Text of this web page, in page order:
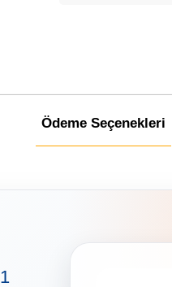
Ödeme Seçenekleri